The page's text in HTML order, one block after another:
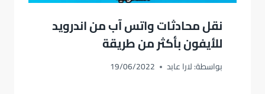
نقل محادثات واتس آب من اندرويد
للأيفون بأكثر من طريقة
بواسطة:لارا عابد 19/06/2022